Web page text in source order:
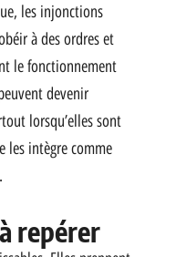
les injonctions
à des ordres et
le fonctionnement
devenir
lorsqu’elles sont
les intègre comme
repérer